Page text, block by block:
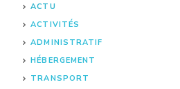
ACTU
ACTIVITÉS
ADMINISTRATIF
HÉBERGEMENT
TRANSPORT